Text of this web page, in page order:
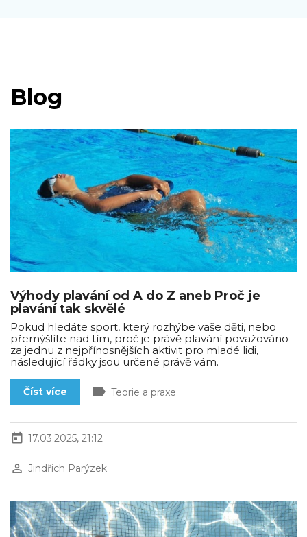
Blog
Výhody plavání od A do Z aneb Proč je
plavání tak skvělé
Pokud hledáte sport, který rozhýbe vaše děti, nebo
přemýšlíte nad tím, proč je právě plavání považováno
za jednu z nejpřínosnějších aktivit pro mladé lidi,
následující řádky jsou určené právě vám.
Číst více label Teorie a praxe
today 17.03.2025, 21:12
perm_identity Jindřich Parýzek